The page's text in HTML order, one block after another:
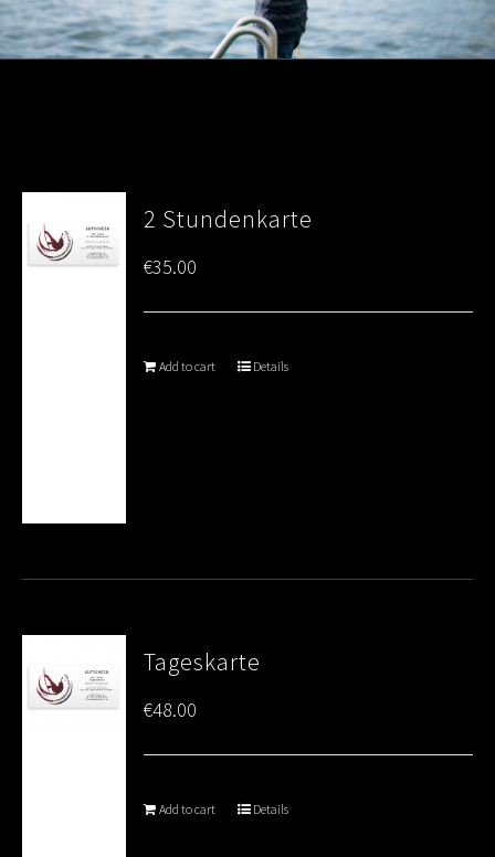
2 Stundenkarte
€35.00
Add to cart Details
Tageskarte
€48.00
Add to cart Details